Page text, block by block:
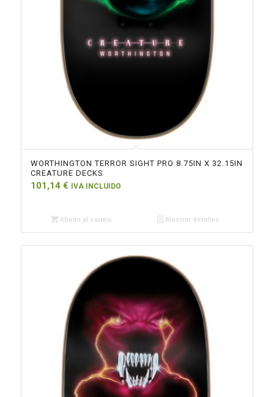
WORTHINGTON TERROR SIGHT PRO 8.75IN X 32.15IN
CREATURE DECKS
101,14 € IVA INCLUIDO
Añadir al carrito Mostrar detalles